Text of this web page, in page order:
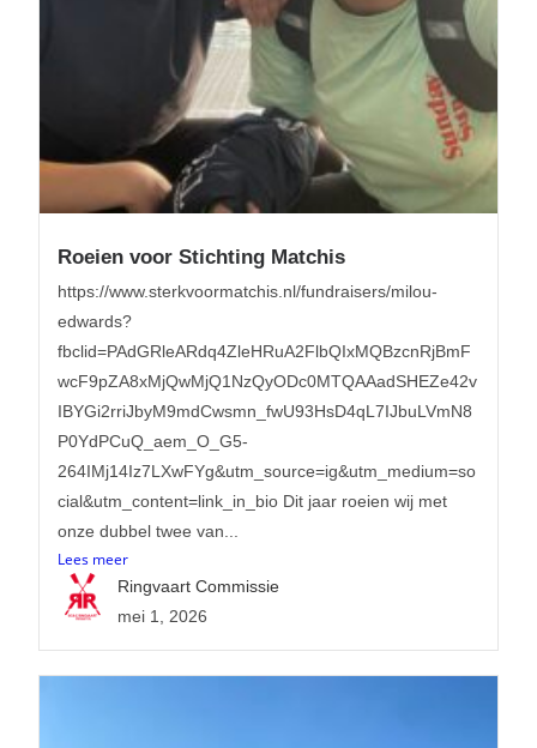
Roeien voor Stichting Matchis
https://www.sterkvoormatchis.nl/fundraisers/milou-
edwards?
fbclid=PAdGRleARdq4ZleHRuA2FlbQIxMQBzcnRjBmF
wcF9pZA8xMjQwMjQ1NzQyODc0MTQAAadSHEZe42v
IBYGi2rriJbyM9mdCwsmn_fwU93HsD4qL7IJbuLVmN8
P0YdPCuQ_aem_O_G5-
264IMj14Iz7LXwFYg&utm_source=ig&utm_medium=so
cial&utm_content=link_in_bio Dit jaar roeien wij met
onze dubbel twee van...
Lees meer
Ringvaart Commissie
mei 1, 2026